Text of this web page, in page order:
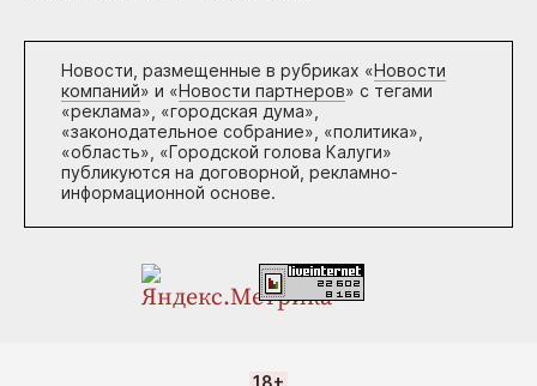
Новости, размещенные в рубриках «Новости
компаний» и «Новости партнеров» с тегами
«реклама», «городская дума»,
«законодательное собрание», «политика»,
«область», «Городской голова Калуги»
публикуются на договорной, рекламно-
информационной основе.
18+